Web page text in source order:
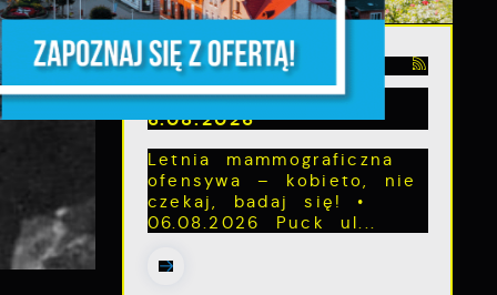
03 - 08 - 2026
Mammografia Puck
6.08.2026
Letnia mammograficzna
ofensywa – kobieto, nie
czekaj, badaj się! •
06.08.2026 Puck ul...